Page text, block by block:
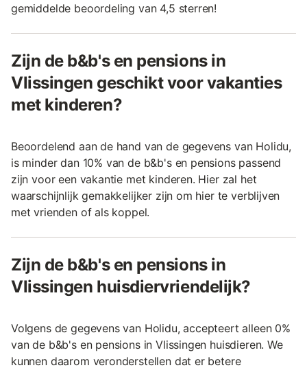
gemiddelde beoordeling van 4,5 sterren!
Zijn de b&b's en pensions in
Vlissingen geschikt voor vakanties
met kinderen?
Beoordelend aan de hand van de gegevens van Holidu,
is minder dan 10% van de b&b's en pensions passend
zijn voor een vakantie met kinderen. Hier zal het
waarschijnlijk gemakkelijker zijn om hier te verblijven
met vrienden of als koppel.
Zijn de b&b's en pensions in
Vlissingen huisdiervriendelijk?
Volgens de gegevens van Holidu, accepteert alleen 0%
van de b&b's en pensions in Vlissingen huisdieren. We
kunnen daarom veronderstellen dat er betere